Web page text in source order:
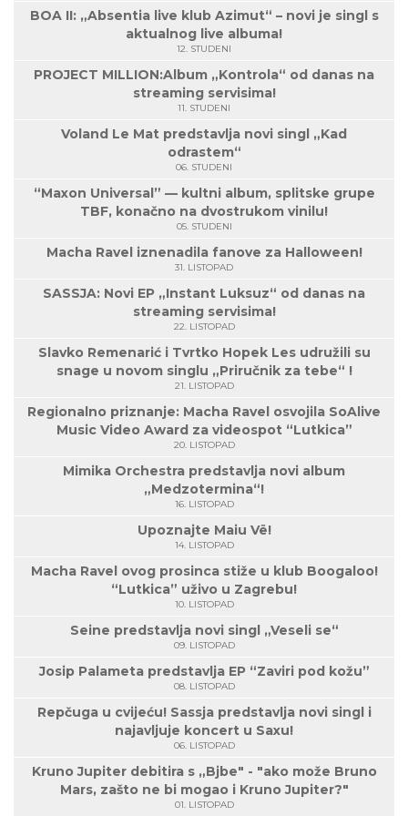
BOA II: „Absentia live klub Azimut“ – novi je singl s
aktualnog live albuma!
12. STUDENI
PROJECT MILLION:Album „Kontrola“ od danas na
streaming servisima!
11. STUDENI
Voland Le Mat predstavlja novi singl „Kad
odrastem“
06. STUDENI
“Maxon Universal” — kultni album, splitske grupe
TBF, konačno na dvostrukom vinilu!
05. STUDENI
Macha Ravel iznenadila fanove za Halloween!
31. LISTOPAD
SASSJA: Novi EP „Instant Luksuz“ od danas na
streaming servisima!
22. LISTOPAD
Slavko Remenarić i Tvrtko Hopek Les udružili su
snage u novom singlu „Priručnik za tebe“ !
21. LISTOPAD
Regionalno priznanje: Macha Ravel osvojila SoAlive
Music Video Award za videospot “Lutkica”
20. LISTOPAD
Mimika Orchestra predstavlja novi album
„Medzotermina“!
16. LISTOPAD
Upoznajte Maiu Vë!
14. LISTOPAD
Macha Ravel ovog prosinca stiže u klub Boogaloo!
“Lutkica” uživo u Zagrebu!
10. LISTOPAD
Seine predstavlja novi singl „Veseli se“
09. LISTOPAD
Josip Palameta predstavlja EP “Zaviri pod kožu”
08. LISTOPAD
Repčuga u cvijeću! Sassja predstavlja novi singl i
najavljuje koncert u Saxu!
06. LISTOPAD
Kruno Jupiter debitira s „Bjbe" - "ako može Bruno
Mars, zašto ne bi mogao i Kruno Jupiter?"
01. LISTOPAD